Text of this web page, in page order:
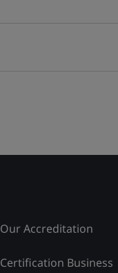
Our Accreditation
Certification Business